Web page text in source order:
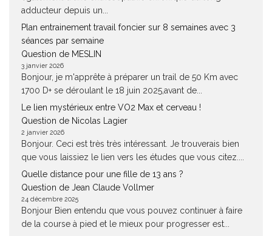
adducteur depuis un...
Plan entrainement travail foncier sur 8 semaines avec 3
séances par semaine
Question de MESLIN
3 janvier 2026
Bonjour, je m'apprête à préparer un trail de 50 Km avec
1700 D+ se déroulant le 18 juin 2025,avant de...
Le lien mystérieux entre VO2 Max et cerveau !
Question de Nicolas Lagier
2 janvier 2026
Bonjour. Ceci est très très intéressant. Je trouverais bien
que vous laissiez le lien vers les études que vous citez....
Quelle distance pour une fille de 13 ans ?
Question de Jean Claude Vollmer
24 décembre 2025
Bonjour Bien entendu que vous pouvez continuer à faire
de la course à pied et le mieux pour progresser est...